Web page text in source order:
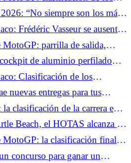
2, Fabio Quartararo en
la clasificación
“No siempre son los más
en Resistencia”, el análisis
campeón del EWC 2021
Frédéric Vasseur se ausentó
por motivos médicos
parrilla de salida,
15º, Marc Márquez consigue
de aluminio perfilado
Clasificación de los
3, Kimi Antonelli toma el
en el Top 10
nuevas entregas para tus
clasificación de la carrera en
conserva el liderato
Beach, el HOTAS alcanza la
MotoGP: la clasificación final
Marc Márquez imperial,
concurso para ganar un